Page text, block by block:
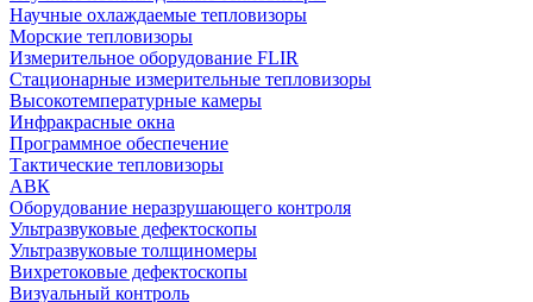
Научные охлаждаемые тепловизоры
Морские тепловизоры
Измерительное оборудование FLIR
Стационарные измерительные тепловизоры
Высокотемпературные камеры
Инфракрасные окна
Программное обеспечение
Тактические тепловизоры
АВК
Оборудование неразрушающего контроля
Ультразвуковые дефектоскопы
Ультразвуковые толщиномеры
Вихретоковые дефектоскопы
Визуальный контроль